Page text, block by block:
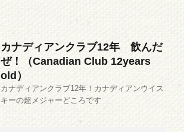
カナディアンクラブ12年 飲んだ
ぜ！（Canadian Club 12years
old）
カナディアンクラブ12年！カナディアンウイス
キーの超メジャーどころです